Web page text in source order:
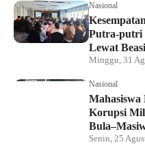
Nasional
Putra-putri
Lewat
Minggu, 31
Nasional
Korupsi
Senin, 25